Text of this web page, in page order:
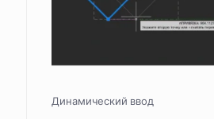
Динамический ввод